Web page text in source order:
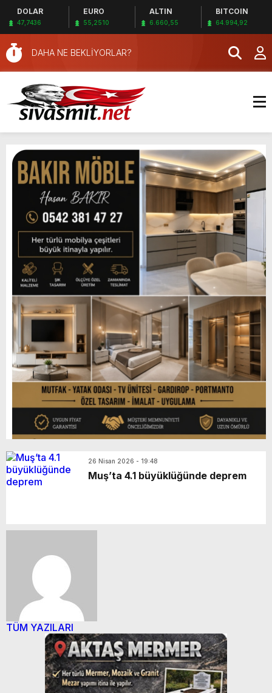
DOLAR
47,7436
EURO
55,2510
ALTIN
6.660,55
BITCOIN
64.994,92
DAHA NE BEKLİYORLAR?
26 Nisan 2026 - 19:48
Muş’ta 4.1 büyüklüğünde deprem
TÜM YAZILARI